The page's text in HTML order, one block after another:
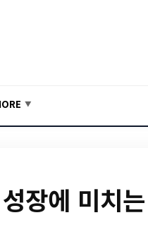
▼
장에 미치